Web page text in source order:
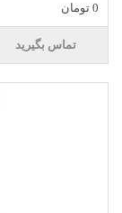
0 تومان
تماس بگیرید